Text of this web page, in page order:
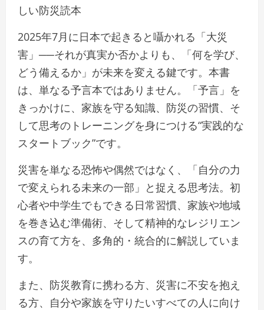
しい防災読本
2025年7月に日本で起きると囁かれる「大災
害」──それが真実か否かよりも、「何を学び、
どう備えるか」が未来を変える鍵です。本書
は、単なる予言本ではありません。「予言」を
きっかけに、家族を守る知識、防災の習慣、そ
して思考のトレーニングを身につける“実践的な
スタートブック”です。
災害を単なる恐怖や偶然ではなく、「自分の力
で変えられる未来の一部」と捉える思考法。初
心者や中学生でもできる日常習慣、家族や地域
を巻き込む準備術、そして精神的なレジリエン
スの育て方を、多角的・統合的に解説していま
す。
また、防災教育に携わる方、災害に不安を抱え
る方、自分や家族を守りたいすべての人に向け